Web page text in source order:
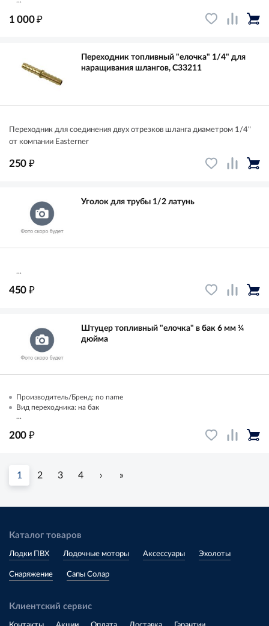
1 000₽
Переходник топливный "елочка" 1/4" для
наращивания шлангов, C33211
Переходник для соединения двух отрезков шланга диаметром 1/4"
от компании Easterner
250 ₽
Уголок для трубы 1/2 латунь
...
450 ₽
Штуцер топливный "елочка" в бак 6 мм ¼
дюйма
Производитель/Бренд: no name
Вид переходника: на бак
...
200 ₽
1 2 3 4 › »
Каталог товаров
Лодки ПВХ Лодочные моторы Аксессуары Эхолоты
Снаряжение Сапы Солар
Клиентский сервис